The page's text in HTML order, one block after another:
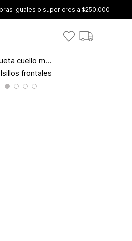
iguales o superiores a $250.000
Chaqueta cuello mao bolsillos frontales